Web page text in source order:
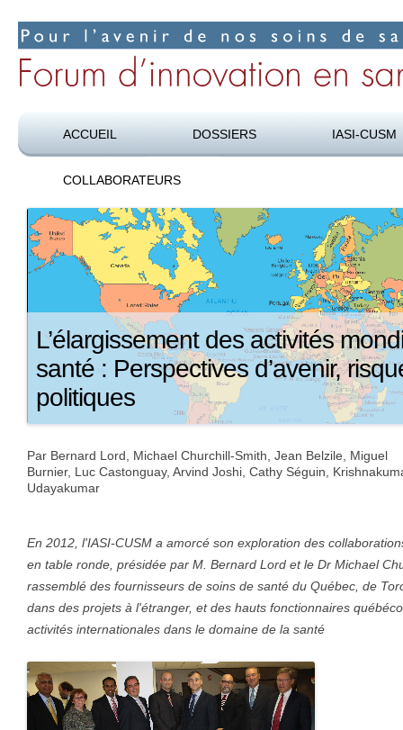
ACCUEIL DOSSIERS IASI-CUSM
COLLABORATEURS
L’élargissement des activités
santé : Perspectives d’avenir,
politiques
Par Bernard Lord, Michael Churchill-Smith, Jean Belzile, Miguel
Burnier, Luc Castonguay, Arvind Joshi, Cathy Séguin,
Udayakumar
En 2012, l'IASI-CUSM a amorcé son exploration des
en table ronde, présidée par M. Bernard Lord et le Dr Michael
rassemblé des fournisseurs de soins de santé du Québec, de
dans des projets à l'étranger, et des hauts fonctionnaires
activités internationales dans le domaine de la santé